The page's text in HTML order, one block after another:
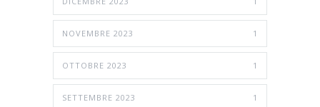
NOVEMBRE 2023 1
OTTOBRE 2023 1
SETTEMBRE 2023 1